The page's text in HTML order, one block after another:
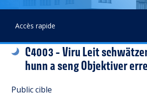
Accès rapide
C4003 - Viru Leit
hunn a seng Objektiver
Public cible